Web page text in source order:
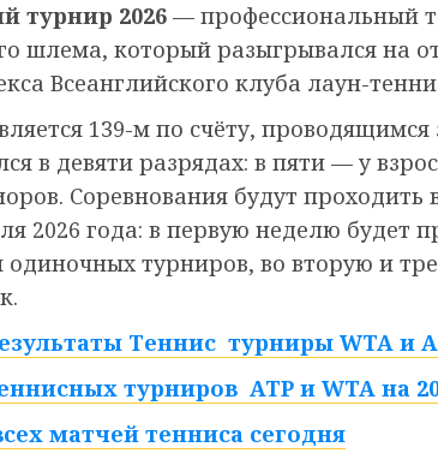
турнир 2026 — профессиональный
шлема, который разыгрывался на
Всеанглийского клуба лаун-
139-м по счёту, проводящимся
в девяти разрядах: в пяти — у
Соревнования будут проходить
2026 года: в первую неделю будет
одиночных турниров, во вторую и
Теннис турниры WTA и
турниров ATP и WTA на
матчей тенниса сегодня